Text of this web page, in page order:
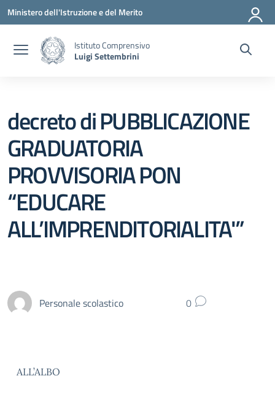
Vai ai contenuti
Vai al menu di navigazione
Vai al footer
Ministero dell'Istruzione e del Merito
Istituto Comprensivo
Luigi Settembrini
decreto di PUBBLICAZIONE
GRADUATORIA
PROVVISORIA PON
“EDUCARE
ALL’IMPRENDITORIALITA'”
Personale scolastico 0
ALL’ALBO